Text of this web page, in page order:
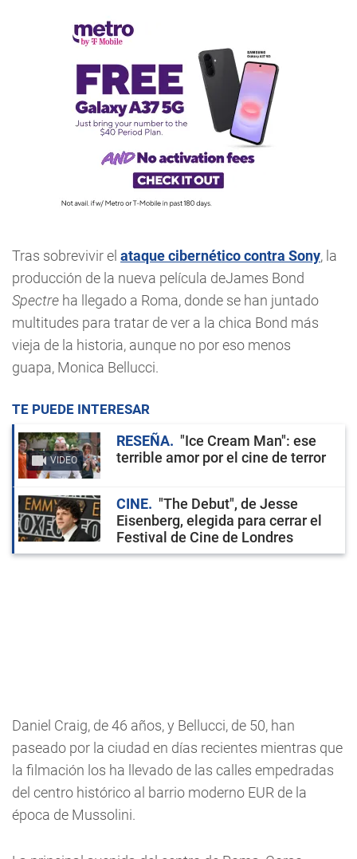
Tras sobrevivir el ataque cibernético contra Sony, la
producción de la nueva película deJames Bond
Spectre ha llegado a Roma, donde se han juntado
multitudes para tratar de ver a la chica Bond más
vieja de la historia, aunque no por eso menos
guapa, Monica Bellucci.
TE PUEDE INTERESAR
VIDEO
RESEÑA
"Ice Cream Man": ese
terrible amor por el cine de terror
CINE
"The Debut", de Jesse
Eisenberg, elegida para cerrar el
Festival de Cine de Londres
Daniel Craig, de 46 años, y Bellucci, de 50, han
paseado por la ciudad en días recientes mientras que
la filmación los ha llevado de las calles empedradas
del centro histórico al barrio moderno EUR de la
época de Mussolini.